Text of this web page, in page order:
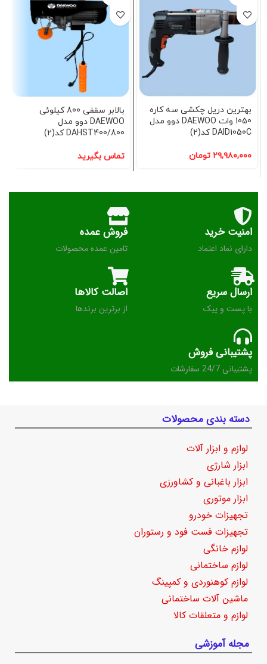
بهترین دریل چکشی سه کاره
1050 وات DAEWOO دوو مدل
DAID1050C کد(2)
۲۹,۹۸۰,۰۰۰ تومان
بالابر سقفی 800 کیلوئی
DAEWOO دوو مدل
DAHST400/800 کد(2)
تماس بگیرید
امنیت خرید
دارای نماد اعتماد
فروش عمده
تامین عمده محصولات
ارسال سریع
با پست و پیک
اصالت کالاها
از برترین برندها
پشتیبانی فروش
پشتیبانی 24/7 سفارشات
دسته بندی محصولات
لوازم و ابزار آلات
ابزار شارژی
ابزار باغبانی و کشاورزی
ابزار موتوری
تجهیزات خودرو
تجهیزات فست فود و رستوران
لوازم خانگی
لوازم ساختمانی
لوازم کوهنوردی و کمپینگ
ماشین آلات ساختمانی
لوازم و متعلقات کالا
مجله آموزشی